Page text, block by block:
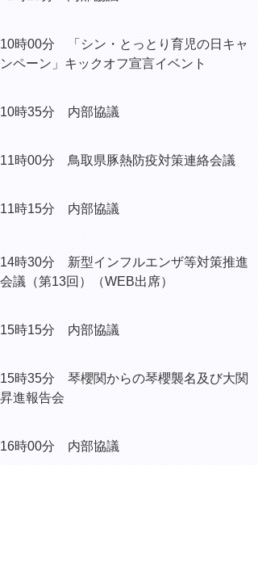
10時00分 「シン・とっとり育児の日キャ
ンペーン」キックオフ宣言イベント
10時35分 内部協議
11時00分 鳥取県豚熱防疫対策連絡会議
11時15分 内部協議
14時30分 新型インフルエンザ等対策推進
会議（第13回）（WEB出席）
15時15分 内部協議
15時35分 琴櫻関からの琴櫻襲名及び大関
昇進報告会
16時00分 内部協議